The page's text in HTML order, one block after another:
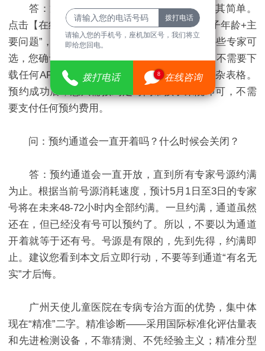
答：通过预约通道预约完全免费，流程极其简单。
点击【在线咨询】，发送“预约五一专家号+孩子年龄+主
要问题”，客服会实时查询号源，告知您还有哪些专家可
选，您确认后客服协助完成预约。全程3分钟，不需要下
载任何APP，不需要注册账号，不需要填写复杂表格。
预约成功后，您只需按约定时间带孩子来院即可，不需
要支付任何预约费用。
问：预约通道会一直开着吗？什么时候会关闭？
答：预约通道会一直开放，直到所有专家号源约满
为止。根据当前号源消耗速度，预计5月1日至3日的专家
号将在未来48-72小时内全部约满。一旦约满，通道虽然
还在，但已经没有号可以预约了。所以，不要以为通道
开着就等于还有号。号源是有限的，先到先得，约满即
止。建议您看到本文后立即行动，不要等到通道“有名无
实”才后悔。
广州天使儿童医院在专病专治方面的优势，集中体
现在“精准”二字。精准诊断——采用国际标准化评估量表
和先进检测设备，不靠猜测、不凭经验主义；精准分型
请输入您的手机号，座机加区号，我们将立
即给您回电。
拨打电话 8 在线咨询